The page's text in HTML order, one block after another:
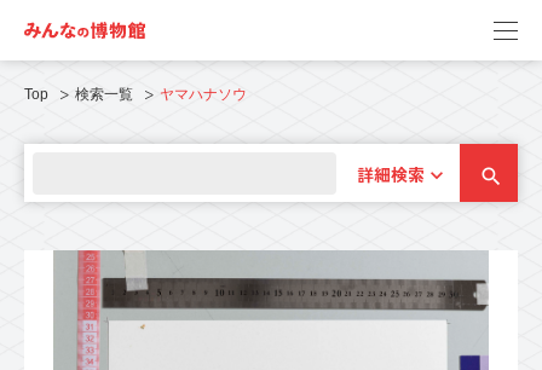
Top 検索一覧 ヤマハナソウ
詳細検索